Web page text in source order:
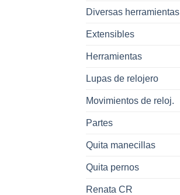
Diversas herramientas
Extensibles
Herramientas
Lupas de relojero
Movimientos de reloj.
Partes
Quita manecillas
Quita pernos
Renata CR